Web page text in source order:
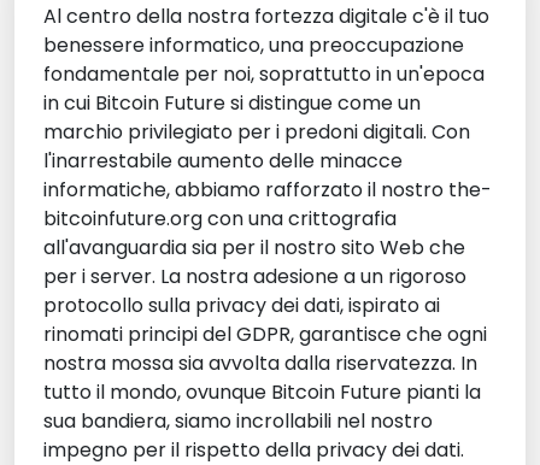
Al centro della nostra fortezza digitale c'è il tuo
benessere informatico, una preoccupazione
fondamentale per noi, soprattutto in un'epoca
in cui Bitcoin Future si distingue come un
marchio privilegiato per i predoni digitali. Con
l'inarrestabile aumento delle minacce
informatiche, abbiamo rafforzato il nostro the-
bitcoinfuture.org con una crittografia
all'avanguardia sia per il nostro sito Web che
per i server. La nostra adesione a un rigoroso
protocollo sulla privacy dei dati, ispirato ai
rinomati principi del GDPR, garantisce che ogni
nostra mossa sia avvolta dalla riservatezza. In
tutto il mondo, ovunque Bitcoin Future pianti la
sua bandiera, siamo incrollabili nel nostro
impegno per il rispetto della privacy dei dati.